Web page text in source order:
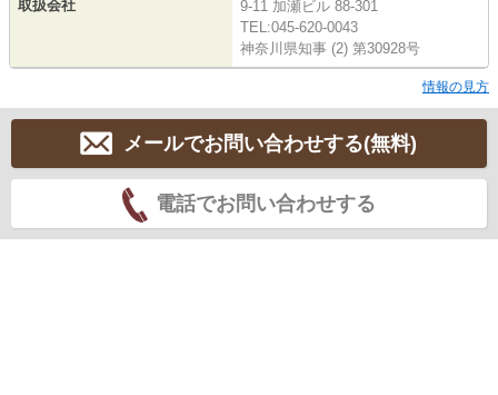
取扱会社
9-11 加瀬ビル 88-301
TEL:045-620-0043
神奈川県知事 (2) 第30928号
情報の見方
メールでお問い合わせする(無料)
電話でお問い合わせする